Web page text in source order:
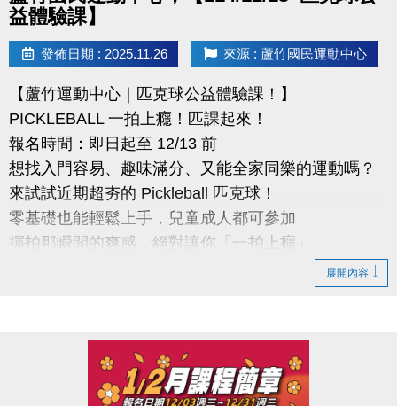
益體驗課】
發佈日期 : 2025.11.26 來源 : 蘆竹國民運動中心
【蘆竹運動中心｜匹克球公益體驗課！】
PICKLEBALL 一拍上癮！匹課起來！
報名時間：即日起至 12/13 前
想找入門容易、趣味滿分、又能全家同樂的運動嗎？
來試試近期超夯的 Pickleball 匹克球！
零基礎也能輕鬆上手，兒童成人都可參加
揮拍那瞬間的爽感，絕對讓你「一拍上癮」
報名時間：課程開放報名日:即日起至開課前
報名資格：不限(歡迎新住民及外籍勞工朋友踴躍報名)
報名方式：採現場報名，請至桃園市蘆竹國民運動中
展開內容